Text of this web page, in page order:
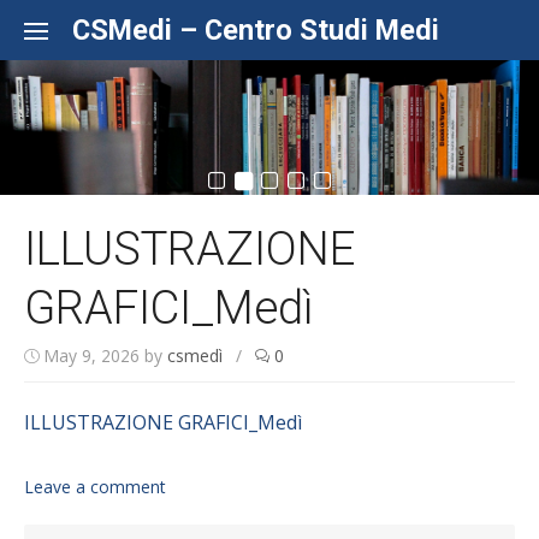
CSMedi – Centro Studi Medi
ILLUSTRAZIONE
GRAFICI_Medì
May 9, 2026 by csmedì / 0
ILLUSTRAZIONE GRAFICI_Medì
Leave a comment